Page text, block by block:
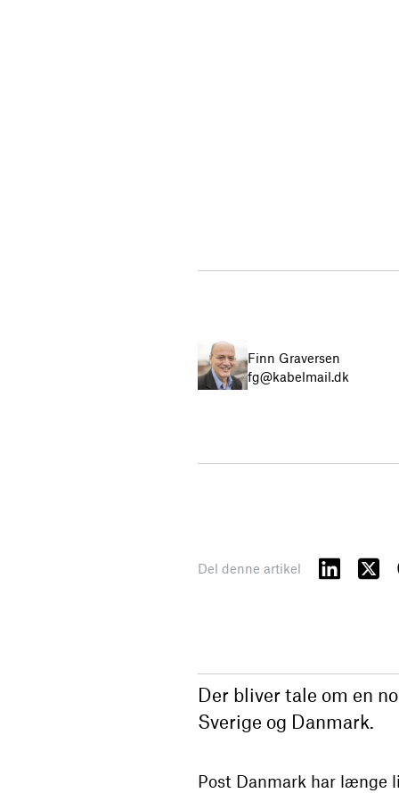
Finn Graversen
fg@kabelmail.dk
Del denne artikel
Der bliver tale om en
Sverige og Danmark.
Post Danmark har længe